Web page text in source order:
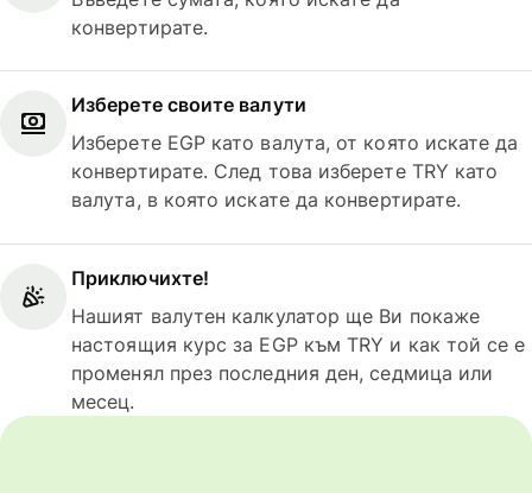
конвертирате.
Изберете своите валути
Изберете EGP като валута, от която искате да
конвертирате. След това изберете TRY като
валута, в която искате да конвертирате.
Приключихте!
Нашият валутен калкулатор ще Ви покаже
настоящия курс за EGP към TRY и как той се е
променял през последния ден, седмица или
месец.